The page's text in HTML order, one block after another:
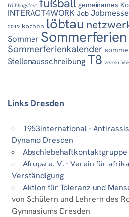
frühlingsfest fußball gemeinames
INTERACT4WORK Job Jobmesse
2019 kochen löbtau
Sommer Sommerferien
Sommerferienkalender
Stellenausschreibung T8 verein
Links Dresden
1953international -
Dynamo Dresden
Abschiebehaftkontaktgruppe
Afropa e. V. - Verein für
Verständigung
Aktion für Toleranz und
von Schülern und Lehrern des
Gymnasiums Dresden